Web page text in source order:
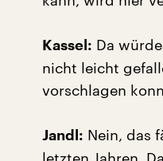
Kassel: Da
nicht leicht
vorschlagen
Jandl: Nein, das